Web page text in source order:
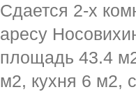
Сдается 2-х
аресу
площадь 43.4
м2, кухня 6 м2,